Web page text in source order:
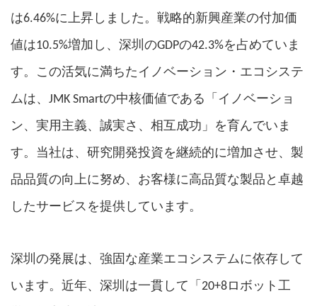
は6.46%に上昇しました。戦略的新興産業の付加価
値は10.5%増加し、深圳のGDPの42.3%を占めていま
す。この活気に満ちたイノベーション・エコシステ
ムは、JMK Smartの中核価値である
「 イノベーショ
ン、実用主義、誠実さ、相互成功 」 を育んでいま
す。 当社は、研究開発投資を継続的に増加させ、製
品品質の向上に努め、お客様に高品質な製品と卓越
したサービスを提供しています。
深圳の発展は、強固な産業エコシステムに依存して
います。近年、深圳は一貫して
「 20+8ロボット工